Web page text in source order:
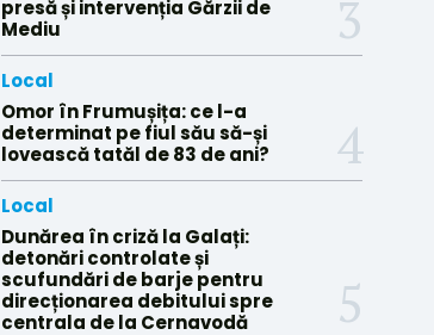
presă și intervenția Gărzii de
Mediu
Local
Omor în Frumușița: ce l-a
determinat pe fiul său să-și
lovească tatăl de 83 de ani?
Local
Dunărea în criză la Galați:
detonări controlate și
scufundări de barje pentru
direcționarea debitului spre
centrala de la Cernavodă